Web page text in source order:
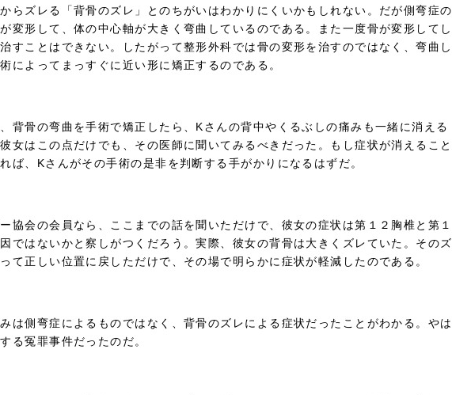
らズレる「背骨のズレ」とのちがいはわかりにくいかもしれない。だが側弯症の
変形して、体の中心軸が大きく弯曲しているのである。また一度骨が変形してし
すことはできない。したがって整形外科では骨の変形を治すのではなく、弯曲し
によってまっすぐに近い形に矯正するのである。
背骨の弯曲を手術で矯正したら、Kさんの背中やくるぶしの痛みも一緒に消える
女はこの点だけでも、その医師に聞いてみるべきだった。もし症状が消えること
ば、Kさんがその手術の是非を判断する手がかりになるはずだ。
協会の会員なら、ここまでの話を聞いただけで、彼女の症状は第１２胸椎と第１
ではないかと察しがつくだろう。実際、彼女の背骨は大きくズレていた。そのズ
て正しい位置に戻しただけで、その場で明らかに症状が軽減したのである。
は側弯症によるものではなく、背骨のズレによる症状だったことがわかる。やは
る冤罪事件だったのだ。